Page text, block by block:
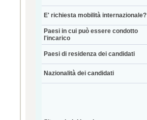
E' richiesta mobilità internazionale?
Paesi in cui può essere condotto
l'incarico
Paesi di residenza dei candidati
Nazionalità dei candidati